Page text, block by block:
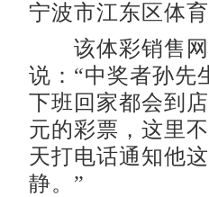
宁波市江东区体
该体彩销售网
说：“中奖者孙先
下班回家都会到
元的彩票，这里
天打电话通知他
静。”